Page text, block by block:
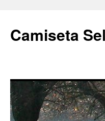
Camiseta